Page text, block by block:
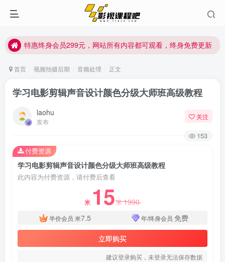
特惠终身会员299元，网站所有内容都可观看，终身免费更新
特惠终身会员299元，网站所有内容都可观看，终身免费更新
首页 视频拍摄后期 音频处理 正文
学习电影剪辑声音设计颜色分级大师班高级教程
laohu
发布
关注
153
学习电影剪辑声音设计颜色分级大师班高级教程
此内容为付费资源，请付费后查看
米 15米1990
半价会员 米7.5 年/终身会员 免费
立即购买
建议登录购买，未登录无法保存数据
付费资源